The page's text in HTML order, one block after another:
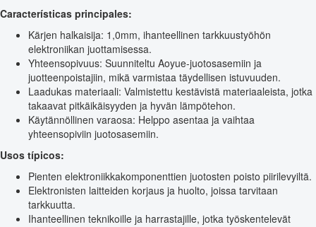
Características principales:
Kärjen halkaisija: 1,0mm, ihanteellinen tarkkuustyöhön
elektroniikan juottamisessa.
Yhteensopivuus: Suunniteltu Aoyue-juotosasemiin ja
juotteenpoistajiin, mikä varmistaa täydellisen istuvuuden.
Laadukas materiaali: Valmistettu kestävistä materiaaleista, jotka
takaavat pitkäikäisyyden ja hyvän lämpötehon.
Käytännöllinen varaosa: Helppo asentaa ja vaihtaa
yhteensopiviin juotosasemiin.
Usos típicos:
Pienten elektroniikkakomponenttien juotosten poisto piirilevyiltä.
Elektronisten laitteiden korjaus ja huolto, joissa tarvitaan
tarkkuutta.
Ihanteellinen teknikoille ja harrastajille, jotka työskentelevät